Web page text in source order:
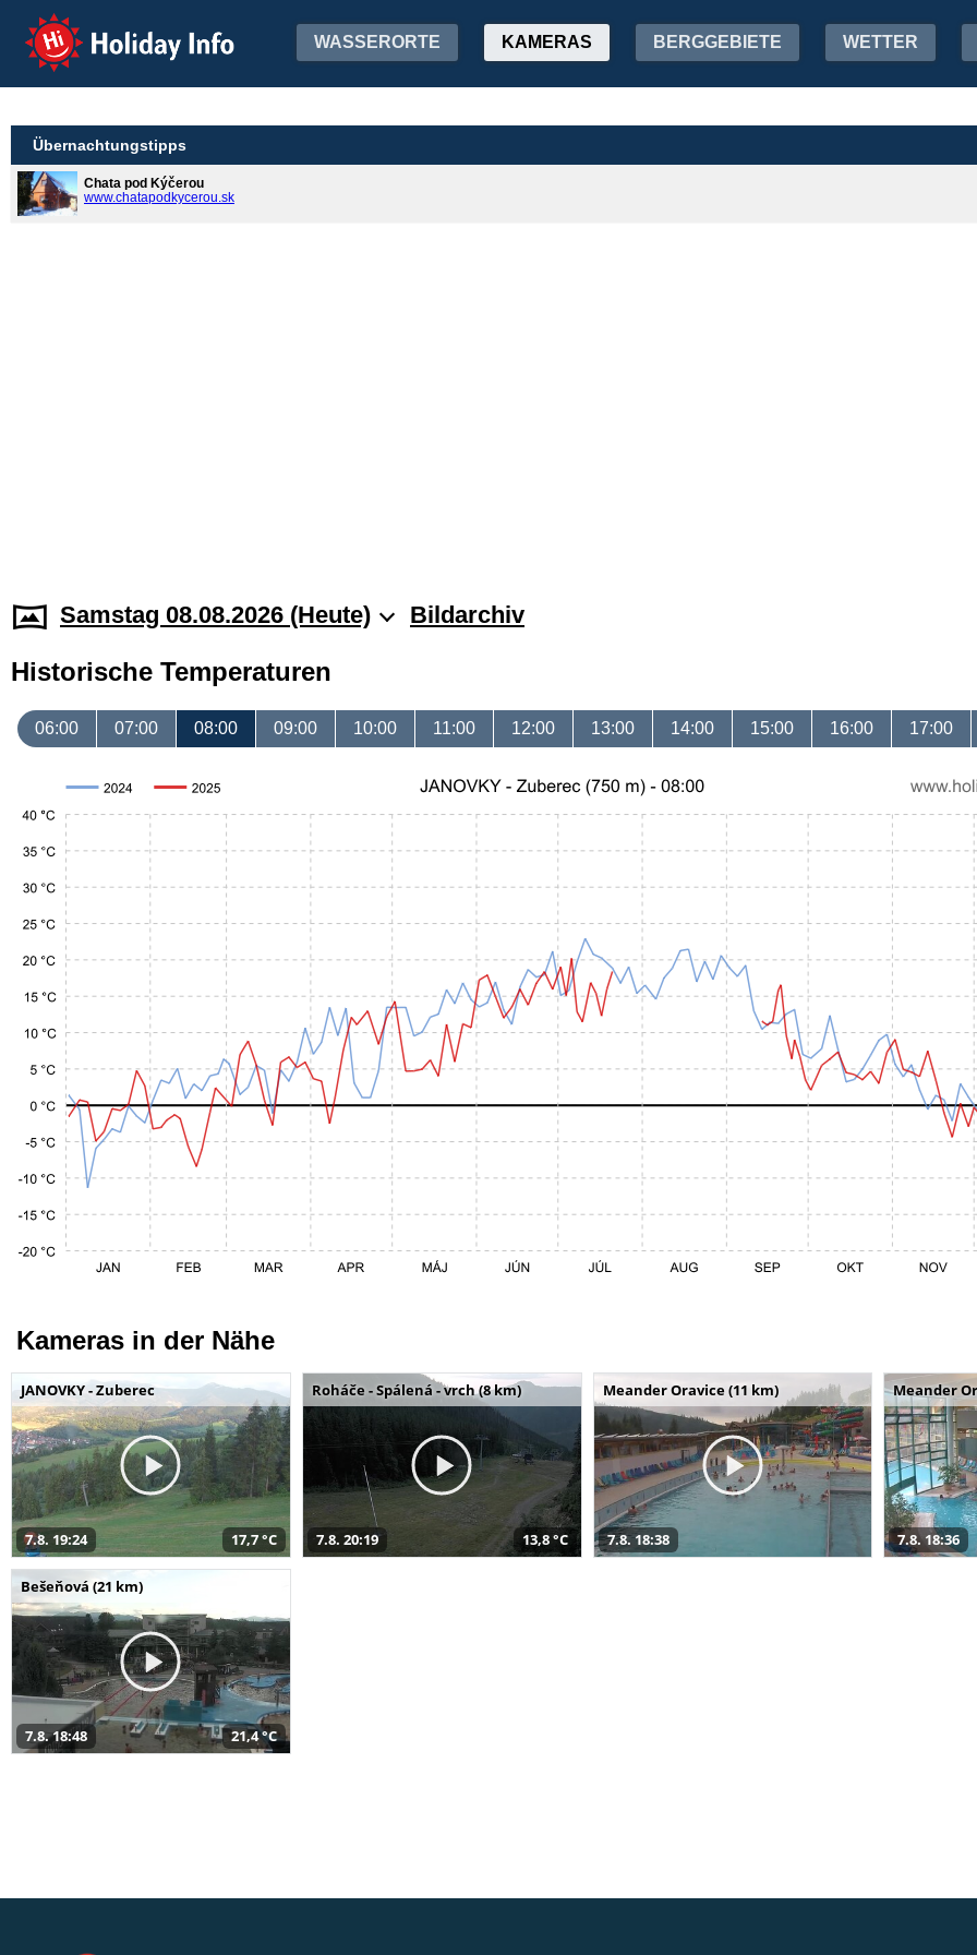
Holiday Info WASSERORTE KAMERAS BERGGEBIETE WETTER
Übernachtungstipps
Chata pod Kýčerou
www.chatapodkycerou.sk
Samstag 08.08.2026 (Heute) Bildarchiv
Historische Temperaturen
06:00 07:00 08:00 09:00 10:00 11:00 12:00 13:00 14:00 15:00 16:00 17:00
Kameras in der Nähe
JANOVKY - Zuberec
7.8. 19:24 17,7 °C
Roháče - Spálená - vrch (8 km)
7.8. 20:19 13,8 °C
Meander Oravice (11 km)
7.8. 18:38
Meander
7.8. 18:36
Bešeňová (21 km)
7.8. 18:48 21,4 °C